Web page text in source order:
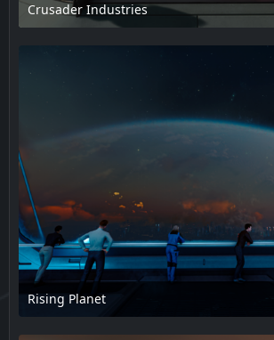
Crusader Industries
17. Februar 2025 um 14:11
Rising Planet
17. Februar 2025 um 14:11